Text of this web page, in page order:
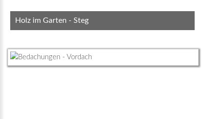
Holz im Garten - Steg